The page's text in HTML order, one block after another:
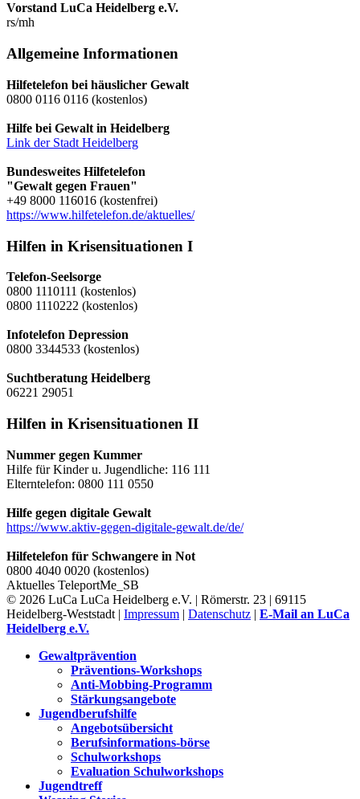
Vorstand LuCa Heidelberg e.V.
rs/mh
Allgemeine Informationen
Hilfetelefon bei häuslicher Gewalt
0800 0116 0116 (kostenlos)
Hilfe bei Gewalt in Heidelberg
Link der Stadt Heidelberg
Bundesweites Hilfetelefon
"Gewalt gegen Frauen"
+49 8000 116016 (kostenfrei)
https://www.hilfetelefon.de/aktuelles/
Hilfen in Krisensituationen I
Telefon-Seelsorge
0800 1110111 (kostenlos)
0800 1110222 (kostenlos)
Infotelefon Depression
0800 3344533 (kostenlos)
Suchtberatung Heidelberg
06221 29051
Hilfen in Krisensituationen II
Nummer gegen Kummer
Hilfe für Kinder u. Jugendliche: 116 111
Elterntelefon: 0800 111 0550
Hilfe gegen digitale Gewalt
https://www.aktiv-gegen-digitale-gewalt.de/de/
Hilfetelefon für Schwangere in Not
0800 4040 0020 (kostenlos)
Aktuelles TeleportMe_SB
© 2026 LuCa LuCa Heidelberg e.V. | Römerstr. 23 | 69115
Heidelberg-Weststadt | Impressum | Datenschutz | E-Mail an LuCa
Heidelberg e.V.
Gewaltprävention
Präventions-Workshops
Anti-Mobbing-Programm
Stärkungsangebote
Jugendberufshilfe
Angebotsübersicht
Berufsinformations-börse
Schulworkshops
Evaluation Schulworkshops
Jugendtreff